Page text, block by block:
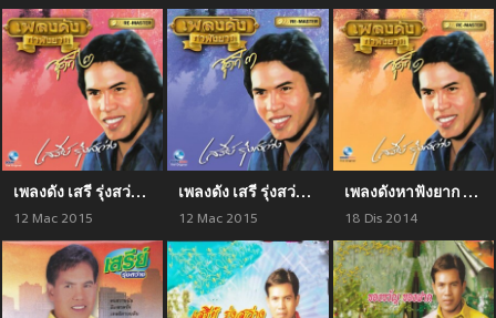
เพลงดัง เสรี รุ่งสว่าง, Vol. 2
12 Mac 2015
เพลงดัง เสรี รุ่งสว่าง, Vol. 3
12 Mac 2015
เพลงดังหาฟังยาก เสรีย์ รุ่งสว่าง, Vol. 1
18 Dis 2014